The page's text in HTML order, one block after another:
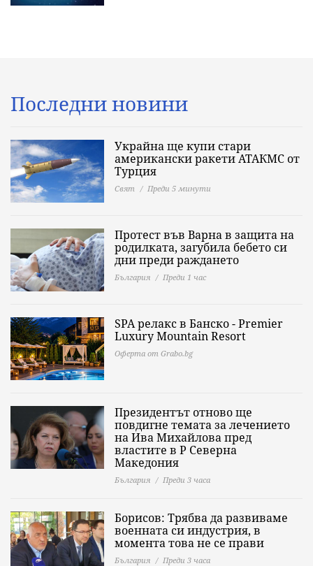
Последни новини
Украйна ще купи стари
американски ракети АТАКМС от
Турция
Свят Преди 5 минути
Протест във Варна в защита на
родилката, загубила бебето си
дни преди раждането
България Преди 1 час
SPA релакс в Банско - Premier
Luxury Mountain Resort
Оферта от Grabo.bg
Президентът отново ще
повдигне темата за лечението
на Ива Михайлова пред
властите в Р Северна
Македония
България Преди 3 часа
Борисов: Трябва да развиваме
военната си индустрия, в
момента това не се прави
България Преди 3 часа